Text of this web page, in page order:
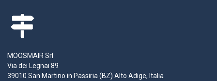
MOOSMAIR Srl
Via dei Legnai 89
39010 San Martino in Passiria (BZ) Alto Adige, Italia